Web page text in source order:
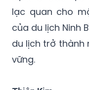
lạc quan cho
của du lịch Ninh
du lịch trở thành
vững.